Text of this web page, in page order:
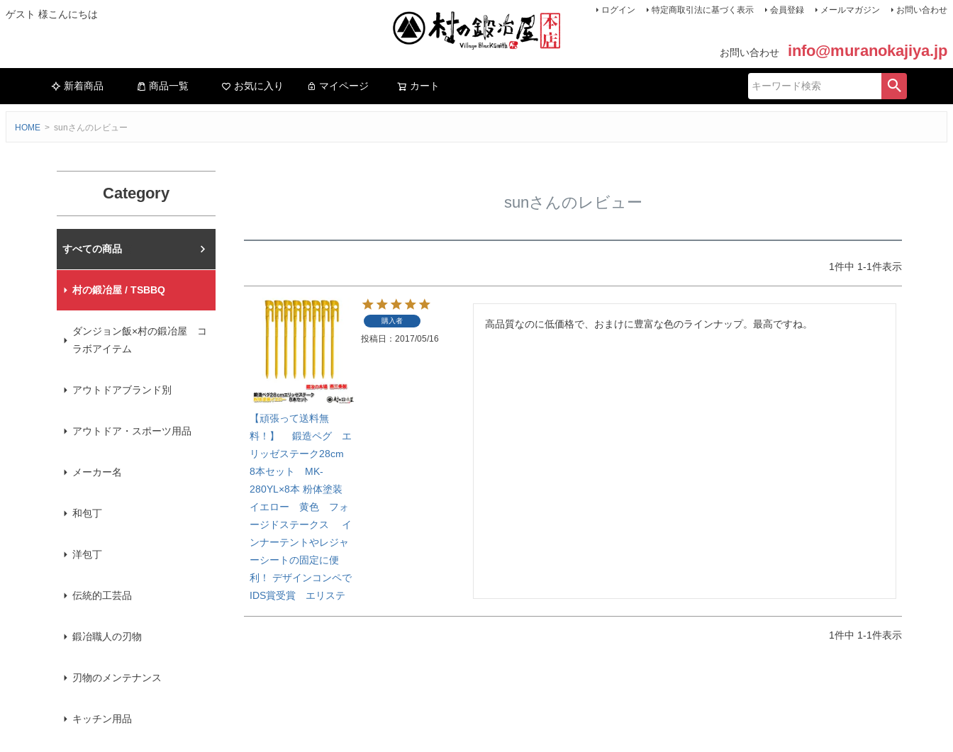
ゲスト 様こんにちは ログイン 特定商取引法に基づく表示 会員登録 メールマガジン お問い合わせ
お問い合わせ info@muranokajiya.jp
新着商品 商品一覧 お気に入り マイページ カート
HOME sunさんのレビュー
Category
村の鍛冶屋本店
村の鍛冶屋 / TSBBQ
ダンジョン飯×村の鍛冶屋 コ
ラボアイテム
アウトドアブランド別
アウトドア・スポーツ用品
メーカー名
和包丁
洋包丁
伝統的工芸品
鍛冶職人の刃物
刃物のメンテナンス
キッチン用品
sunさんのレビュー
1件中 1-1件表示
【頑張って送料無
料！】 鍛造ペグ エ
リッゼステーク28cm
8本セット MK-
280YL×8本 粉体塗装
イエロー 黄色 フォ
ージドステークス イ
ンナーテントやレジャ
ーシートの固定に便
利！ デザインコンペで
IDS賞受賞 エリステ
購入者
投稿日 2017/05/16
高品質なのに低価格で、おまけに豊富な色のラインナップ。最高ですね。
1件中 1-1件表示